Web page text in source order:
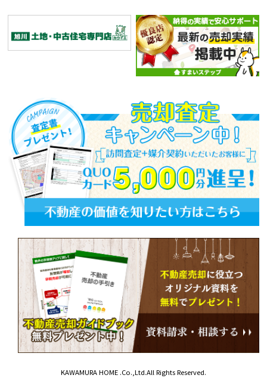
KAWAMURA HOME .Co.,Ltd.All Rights Reserved.